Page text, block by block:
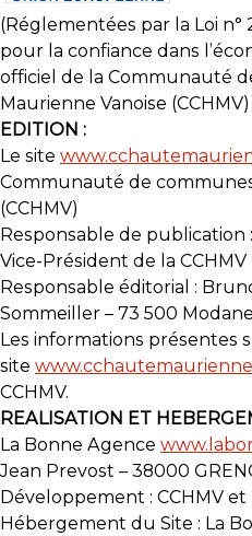
(Réglementées par la Loi
pour la confiance dans
officiel de la Communauté
Maurienne Vanoise (CCHMV)
EDITION :
Le site
Communauté de
(CCHMV)
Responsable de publication
Vice-Président de la CCHMV
Responsable éditorial :
Sommeiller – 73 500
Les informations présentes
site
CCHMV.
REALISATION ET
La Bonne Agence
Jean Prevost – 38000
Développement : CCHMV
Hébergement du Site : La